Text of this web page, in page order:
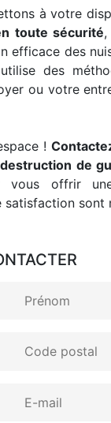
à votre
toute sécurité,
efficace des
des
ou votre
!
de
offrir
satisfaction sont